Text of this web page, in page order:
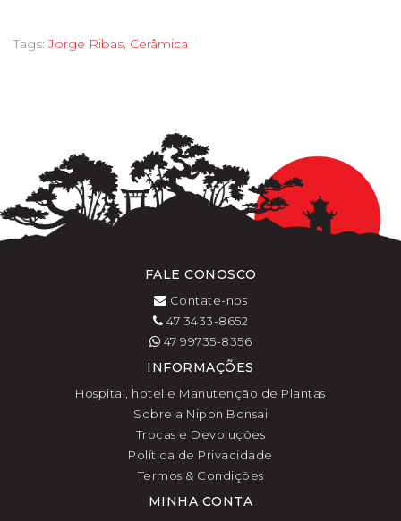
Tags:Jorge Ribas, Cerâmica
FALE CONOSCO
Contate-nos
47 3433-8652
47 99735-8356
INFORMAÇÕES
Hospital, hotel e Manutenção de Plantas
Sobre a Nipon Bonsai
Trocas e Devoluções
Política de Privacidade
Termos & Condições
MINHA CONTA